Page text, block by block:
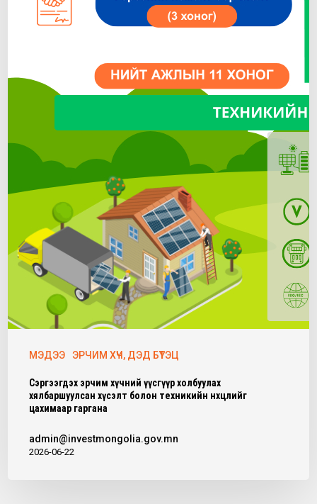
МЭДЭЭ ЭРЧИМ ХҮЧ, ДЭД БҮТЭЦ
Сэргээгдэх эрчим хүчний үүсгүүр холбуулах
хялбаршуулсан хүсэлт болон техникийн нөхцөлийг
цахимаар гаргана
admin@investmongolia.gov.mn
2026-06-22